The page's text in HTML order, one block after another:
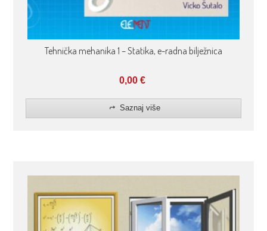
Tehnička mehanika 1 – Statika, e-radna bilježnica
0,00€
Saznaj više